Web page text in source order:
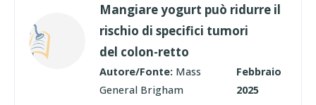
Mangiare yogurt può ridurre il
rischio di specifici tumori
del colon-retto
Autore/Fonte: Mass
General Brigham
Febbraio
2025